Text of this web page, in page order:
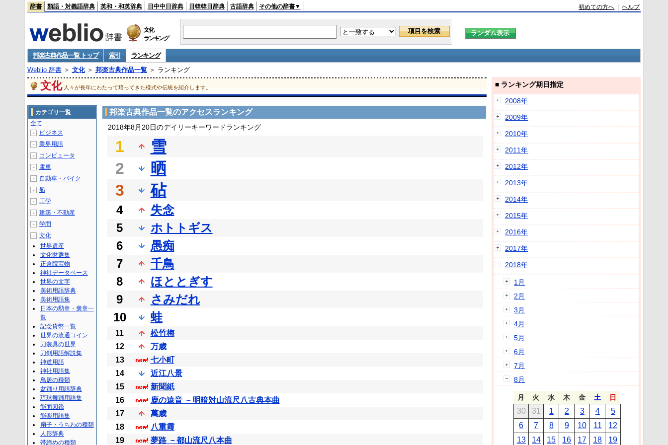
辞書 類語・対義語辞典 英和・和英辞典 日中中日辞典 日韓韓日辞典 古語辞典 その他の辞書▼ 初めての方へ |ヘルプ
文化
ランキング
邦楽古典作品一覧 トップ 索引
ランキング
Weblio 辞書＞ 文化＞ 邦楽古典作品一覧＞ ランキング
文化 人々が長年にわたって培ってきた様式や伝統を紹介します。
邦楽古典作品一覧のアクセスランキング
2018年8月20日のデイリーキーワードランキング
1
雪
2
晒
3
砧
4
失念
5
ホトトギス
6
愚痴
7
千鳥
8
ほととぎす
9
さみだれ
10
蛙
11
松竹梅
12
万歳
13
七小町
14
近江八景
15
新聞紙
16
鹿の遠音 －明暗対山流尺八古典本曲
17
萬歳
18
八重霞
19
夢路 －都山流尺八本曲
カテゴリ一覧
全て
＋ ビジネス
＋ 業界用語
＋ コンピュータ
＋ 電車
＋ 自動車・バイク
＋ 船
＋ 工学
＋ 建築・不動産
＋ 学問
－
文化
世界遺産
文化財選集
正倉院宝物
神社データベース
世界の文字
美術用語辞典
美術用語集
日本の勲章・褒章一
覧
記念貨幣一覧
世界の流通コイン
刀装具の世界
刀剣用語解説集
神道用語
神社用語集
鳥居の種類
盆踊り用語辞典
琉球舞踊用語集
能面図鑑
能楽用語集
扇子・うちわの種類
人形辞典
帯締めの種類
■ ランキング期日指定
2008年
2009年
2010年
2011年
2012年
2013年
2014年
2015年
2016年
2017年
2018年
1月
2月
3月
4月
5月
6月
7月
8月
月 火 水 木 金 土 日
30 31 1 2 3 4
5
6
7 8 9 10 11
12
13
14 15 16 17 18 19